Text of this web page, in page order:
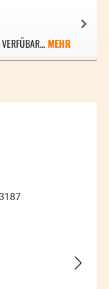
MEHR